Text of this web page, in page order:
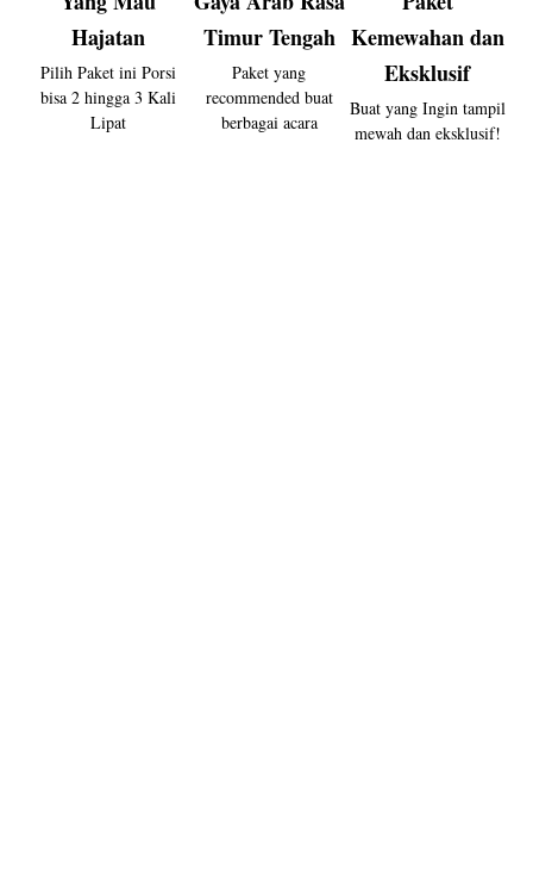
Hajatan
Pilih Paket ini Porsi
bisa 2 hingga 3 Kali
Lipat
Timur Tengah
Paket yang
recommended buat
berbagai acara
Kemewahan dan
Eksklusif
Buat yang Ingin tampil
mewah dan eksklusif!